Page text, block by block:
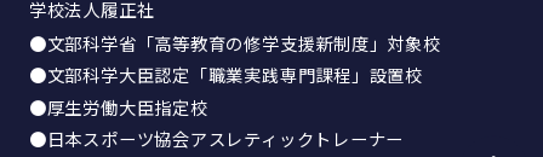
学校法人履正社
●文部科学省「高等教育の修学支援新制度」対象校
●文部科学大臣認定「職業実践専門課程」設置校
●厚生労働大臣指定校
●日本スポーツ協会アスレティックトレーナー